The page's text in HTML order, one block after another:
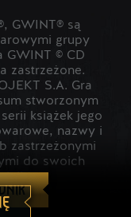
GWINT® są
grupy
GWINT © CD
zastrzeżone.
S.A. Gra
stworzonym
książek jego
nazwy i
zastrzeżonymi
do swoich